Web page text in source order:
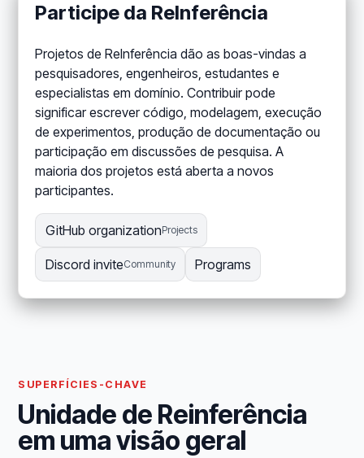
Participe da ReInferência
Projetos de ReInferência dão as boas-vindas a
pesquisadores, engenheiros, estudantes e
especialistas em domínio. Contribuir pode
significar escrever código, modelagem, execução
de experimentos, produção de documentação ou
participação em discussões de pesquisa. A
maioria dos projetos está aberta a novos
participantes.
GitHub organizationProjects
Discord inviteCommunity Programs
SUPERFÍCIES-CHAVE
Unidade de Reinferência
em uma visão geral